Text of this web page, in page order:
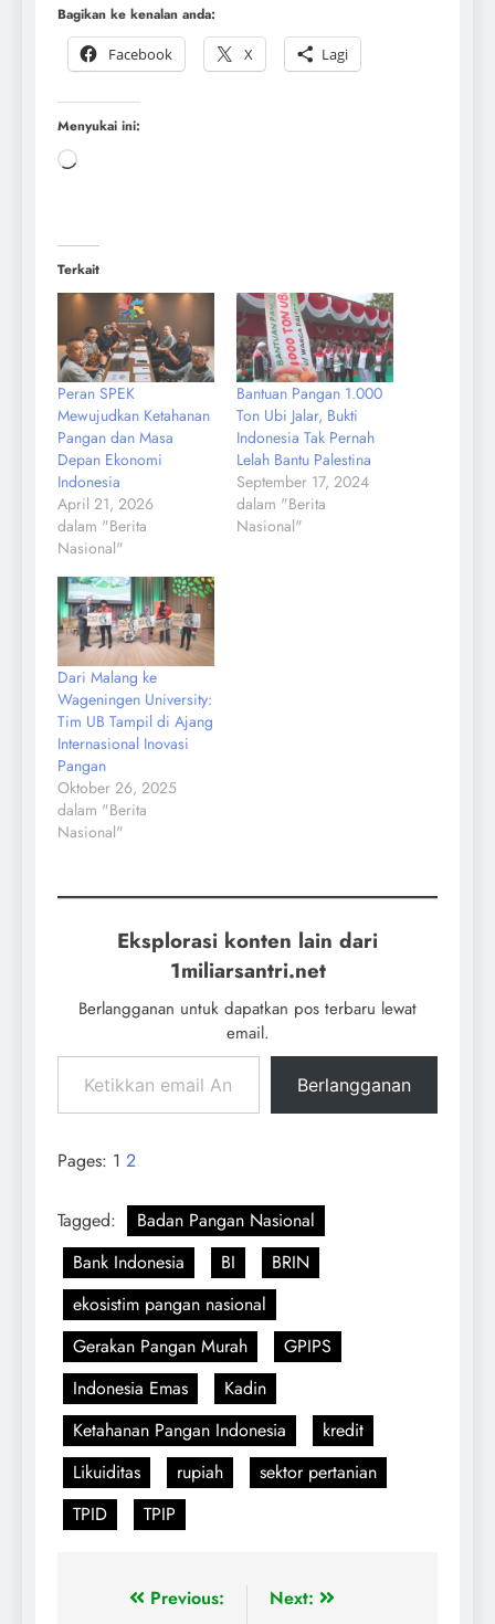
Bagikan ke kenalan anda:
Facebook
X Lagi
Menyukai ini:
Terkait
Peran SPEK
Mewujudkan Ketahanan
Pangan dan Masa
Depan Ekonomi
Indonesia
April 21, 2026
dalam "Berita
Nasional"
Bantuan Pangan 1.000
Ton Ubi Jalar, Bukti
Indonesia Tak Pernah
Lelah Bantu Palestina
September 17, 2024
dalam "Berita
Nasional"
Dari Malang ke
Wageningen University:
Tim UB Tampil di Ajang
Internasional Inovasi
Pangan
Oktober 26, 2025
dalam "Berita
Nasional"
Eksplorasi konten lain dari
1miliarsantri.net
Berlangganan untuk dapatkan pos terbaru lewat
email.
Berlangganan
Pages: 1 2
Tagged:
Badan Pangan Nasional
Bank Indonesia
BI
BRIN
ekosistim pangan nasional
Gerakan Pangan Murah
GPIPS
Indonesia Emas
Kadin
Ketahanan Pangan Indonesia
kredit
Likuiditas
rupiah
sektor pertanian
TPID
TPIP
Previous:
Next: